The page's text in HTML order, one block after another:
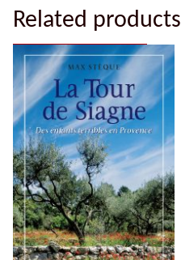
Related products